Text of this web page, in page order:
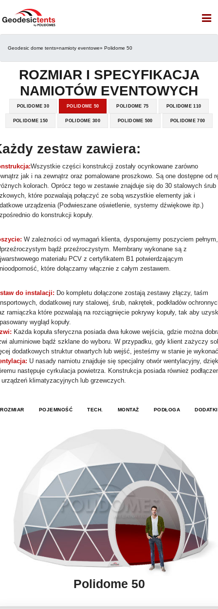
Geodesic dome tents»namioty eventowe» Polidome 50
ROZMIAR I SPECYFIKACJA
NAMIOTÓW EVENTOWYCH
POLIDOME 30 POLIDOME 50 POLIDOME 75 POLIDOME 110
POLIDOME 150 POLIDOME 300 POLIDOME 500 POLIDOME 700
zestaw zawiera:
Wszystkie części konstrukcji zostały ocynkowane zarówno
jak i na zewnątrz oraz pomalowane proszkowo. Są one dostępne od
kolorach. Oprócz tego w zestawie znajduje się do 30 stalowych śrub
które pozwalają połączyć ze sobą wszystkie elementy jak i
urządzenia (Podwieszane oświetlenie, systemy dźwiękowe itp.)
do konstrukcji kopuły.
W zależności od wymagań klienta, dysponujemy poszyciem pełnym,
bądź przeźroczystym. Membrany wykonane są z
materiału PCV z certyfikatem B1 potwierdzającym
które dołączamy włącznie z całym zestawem.
do instalacji: Do kompletu dołączone zostają zestawy złączy, taśm
dodatkowej rury stalowej, śrub, nakrętek, podkładów
ramiączka które pozwalają na rozciągnięcie pokrywy kopuły, tak aby
wygląd kopuły.
Każda kopuła sferyczna posiada dwa łukowe wejścia, gdzie można
aluminiowe bądź szklane do wyboru. W przypadku, gdy klient zażyczy
dodatkowych struktur otwartych lub wejść, jesteśmy w stanie je
U nasady namiotu znajduje się specjalny otwór wentylacyjny,
następuje cyrkulacja powietrza. Konstrukcja posiada również
urządzeń klimatyzacyjnych lub grzewczych.
ROZMIAR POJEMNOŚĆ TECH. MONTAŻ PODŁOGA DODATKI
Polidome 50